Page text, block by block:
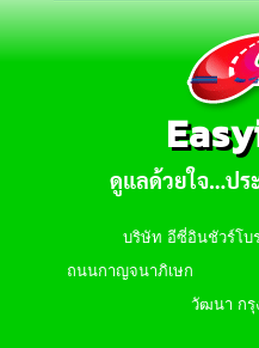
ดูแลด้วยใจ…ปร
บริษัท อีซี่อินชัวร์โบรกเ
ถนนกาญจนาภิเษก แข
วัฒนา กรุ